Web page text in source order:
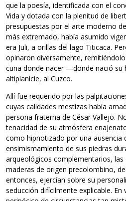
que la poesía, identificada con el
Vida y dotada con la plenitud de
presupuestas por el arte moderno
más extremado, había asumido
era Juli, a orillas del lago Titicaca.
opinaron diversamente,
cuna donde nacer —donde nació
altiplanicie, al Cuzco.
Allí fue requerido por las
cuyas calidades mestizas había
persona fraterna de César Vallejo.
tenacidad de su atmósfera
como hipnotizado por una ausencia
ensimismamiento de sus piedras
arqueológicos complementarios,
maderas de origen precolombino,
entonces, ejercían sobre su
seducción difícilmente explicable. En